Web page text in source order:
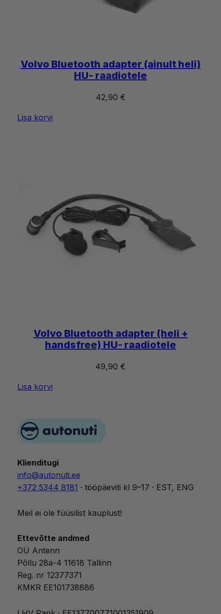
Volvo Bluetooth adapter (ainult heli)
HU- raadiotele
42,90 €
Lisa korvi
Volvo Bluetooth adapter (heli +
handsfree) HU- raadiotele
49,90 €
Lisa korvi
Klienditugi
info@autonuti.ee
+372 5344 8181 · tööpäeviti kl 9–17 · EST, ENG
Meil ei ole füüsilist kauplust!
Ettevõtte andmed
OÜ Antenn
Põllu 28a-4 11618 Tallinn
Reg. nr 12377371
KMKR EE101738886